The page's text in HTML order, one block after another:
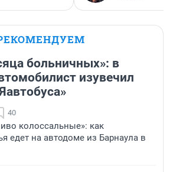
больничных»: в
изувечил
40
колоссальные»: как
едет на автодоме из Барнаула в